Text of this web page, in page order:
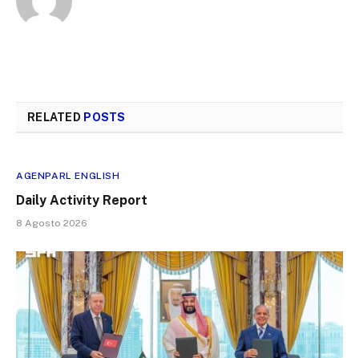
RELATED POSTS
AGENPARL ENGLISH
Daily Activity Report
8 Agosto 2026